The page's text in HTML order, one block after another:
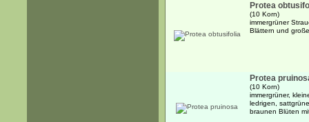
Protea
(10 Korn)
immergrüner
Blättern und
Protea
(10 Korn)
immergrüner,
ledrigen,
braunen Blüten